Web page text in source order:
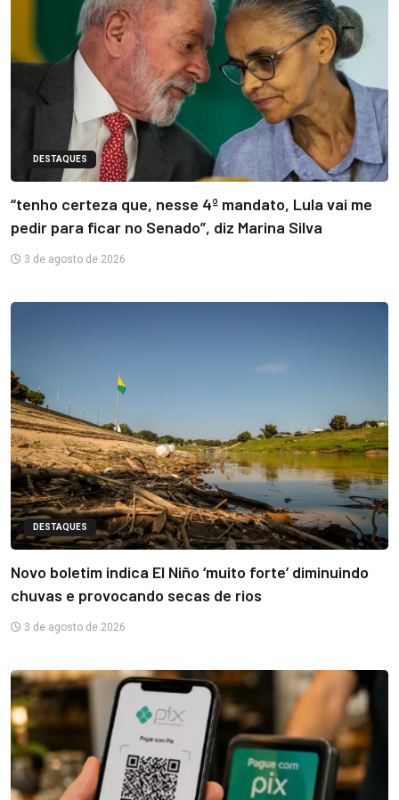
DESTAQUES
“tenho certeza que, nesse 4º mandato, Lula vai me
pedir para ficar no Senado”, diz Marina Silva
3 de agosto de 2026
DESTAQUES
Novo boletim indica El Niño ‘muito forte’ diminuindo
chuvas e provocando secas de rios
3 de agosto de 2026